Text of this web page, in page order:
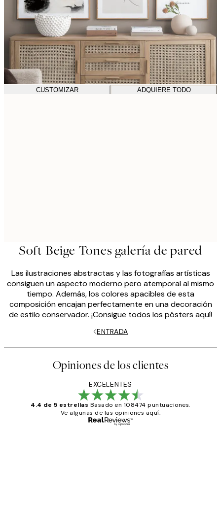
CUSTOMIZAR ADQUIERE TODO
Soft Beige Tones galería de pared
Las ilustraciones abstractas y las fotografías artísticas
consiguen un aspecto moderno pero atemporal al mismo
tiempo. Además, los colores apacibles de esta
composición encajan perfectamente en una decoración
de estilo conservador. ¡Consigue todos los pósters aquí!
ENTRADA
Opiniones de los clientes
EXCELENTES
4.4 de 5 estrellas Basado en 108474 puntuaciones.
Ve algunas de las opiniones aquí.